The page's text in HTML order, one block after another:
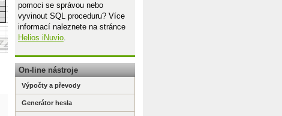
pomoci se správou nebo
vyvinout SQL proceduru? Více
informací naleznete na stránce
Helios iNuvio.
On-line nástroje
Výpočty a převody
Generátor hesla